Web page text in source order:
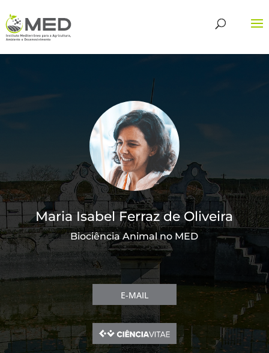
Maria Isabel Ferraz de Oliveira
Biociência Animal no MED
E-MAIL